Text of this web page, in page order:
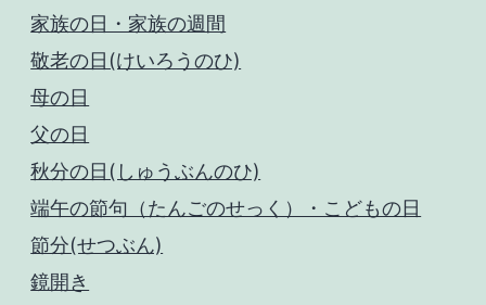
家族の日・家族の週間
敬老の日(けいろうのひ)
母の日
父の日
秋分の日(しゅうぶんのひ)
端午の節句（たんごのせっく）・こどもの日
節分(せつぶん)
鏡開き